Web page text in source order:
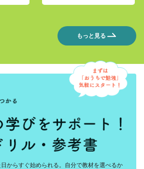
もっと見る
からすぐ始められる。自分で教材を選べるか